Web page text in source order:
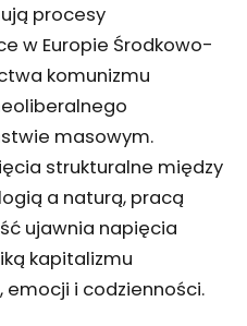
procesy
w Europie Środkowo-
komunizmu
masowym.
strukturalne między
a naturą, pracą
ujawnia napięcia
kapitalizmu
emocji i codzienności.